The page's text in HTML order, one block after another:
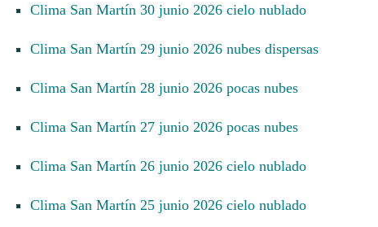
Clima San Martín 30 junio 2026 cielo nublado
Clima San Martín 29 junio 2026 nubes dispersas
Clima San Martín 28 junio 2026 pocas nubes
Clima San Martín 27 junio 2026 pocas nubes
Clima San Martín 26 junio 2026 cielo nublado
Clima San Martín 25 junio 2026 cielo nublado